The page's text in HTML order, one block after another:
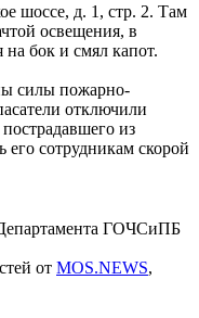
шоссе, д. 1, стр. 2. Там
освещения, в
на бок и смял капот.
силы пожарно-
отключили
из
его сотрудникам скорой
ГОЧСиПБ
от MOS.NEWS,